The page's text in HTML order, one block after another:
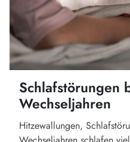
Schlafstörungen
Wechseljahren
Hitzewallungen,